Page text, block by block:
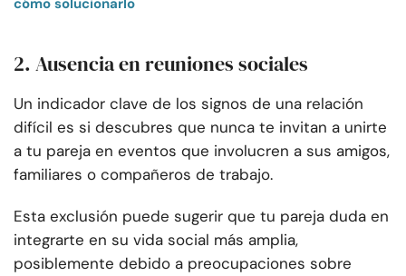
cómo solucionarlo
2. Ausencia en reuniones sociales
Un indicador clave de los signos de una relación
difícil es si descubres que nunca te invitan a unirte
a tu pareja en eventos que involucren a sus amigos,
familiares o compañeros de trabajo.
Esta exclusión puede sugerir que tu pareja duda en
integrarte en su vida social más amplia,
posiblemente debido a preocupaciones sobre